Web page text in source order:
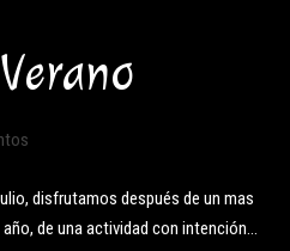
disfrutamos después de un mas
año, de una actividad con intención…